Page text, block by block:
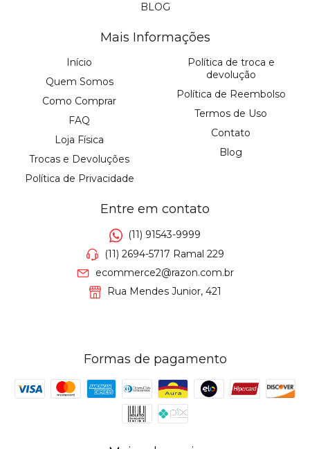
BLOG
Mais Informações
Início
Quem Somos
Como Comprar
FAQ
Loja Física
Trocas e Devoluções
Política de Privacidade
Política de troca e
devolução
Política de Reembolso
Termos de Uso
Contato
Blog
Entre em contato
(11) 91543-9999
(11) 2694-5717 Ramal 229
ecommerce2@razon.com.br
Rua Mendes Junior, 421
Formas de pagamento